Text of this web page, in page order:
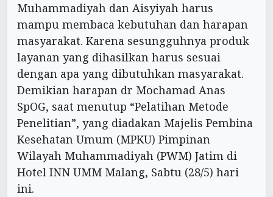
Muhammadiyah dan Aisyiyah harus
mampu membaca kebutuhan dan harapan
masyarakat. Karena sesungguhnya produk
layanan yang dihasilkan harus sesuai
dengan apa yang dibutuhkan masyarakat.
Demikian harapan dr Mochamad Anas
SpOG, saat menutup “Pelatihan Metode
Penelitian”, yang diadakan Majelis Pembina
Kesehatan Umum (MPKU) Pimpinan
Wilayah Muhammadiyah (PWM) Jatim di
Hotel INN UMM Malang, Sabtu (28/5) hari
ini.